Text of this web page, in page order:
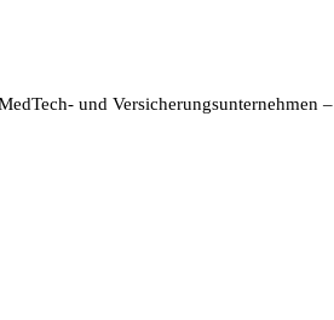
und Versicherungsunternehmen –
Entwicklung.